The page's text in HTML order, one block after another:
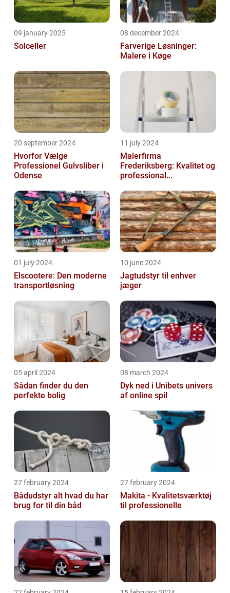
09 january 2025
Solceller
08 december 2024
Farverige Løsninger:
Malere i Køge
20 september 2024
Hvorfor Vælge
Professionel Gulvsliber i
Odense
11 july 2024
Malerfirma
Frederiksberg: Kvalitet og
professional...
01 july 2024
Elscootere: Den moderne
transportløsning
10 june 2024
Jagtudstyr til enhver
jæger
05 april 2024
Sådan finder du den
perfekte bolig
08 march 2024
Dyk ned i Unibets univers
af online spil
27 february 2024
Bådudstyr alt hvad du har
brug for til din båd
27 february 2024
Makita - Kvalitetsværktøj
til professionelle